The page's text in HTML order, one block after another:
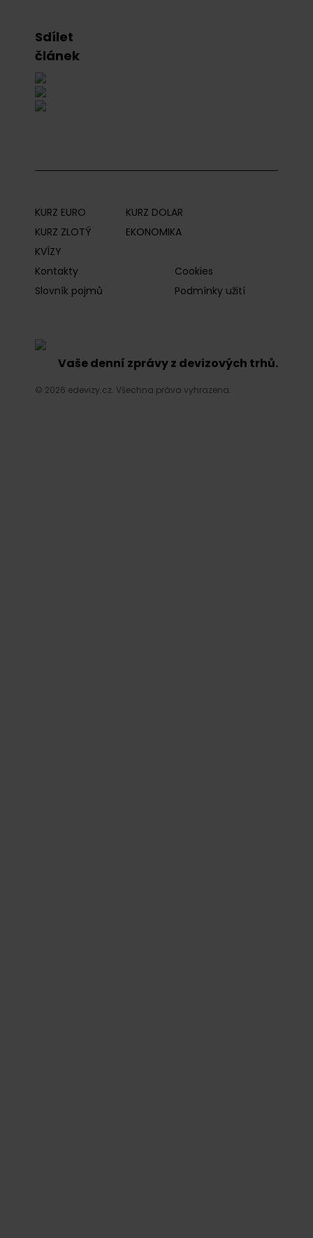
Sdílet
článek
KURZ EURO
KURZ DOLAR
KURZ ZLOTÝ
EKONOMIKA
KVÍZY
Kontakty
Cookies
Slovník pojmů
Podmínky užití
Vaše denní zprávy z devizových trhů.
© 2026 edevizy.cz. Všechna práva vyhrazena.